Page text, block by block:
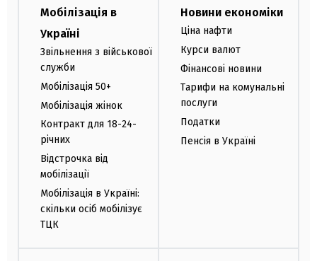
Мобілізація в
Україні
Звільнення з військової
служби
Мобілізація 50+
Мобілізація жінок
Контракт для 18-24-
річних
Відстрочка від
мобілізації
Мобілізація в Україні:
скільки осіб мобілізує
ТЦК
Новини економіки
Ціна нафти
Курси валют
Фінансові новини
Тарифи на комунальні
послуги
Податки
Пенсія в Україні